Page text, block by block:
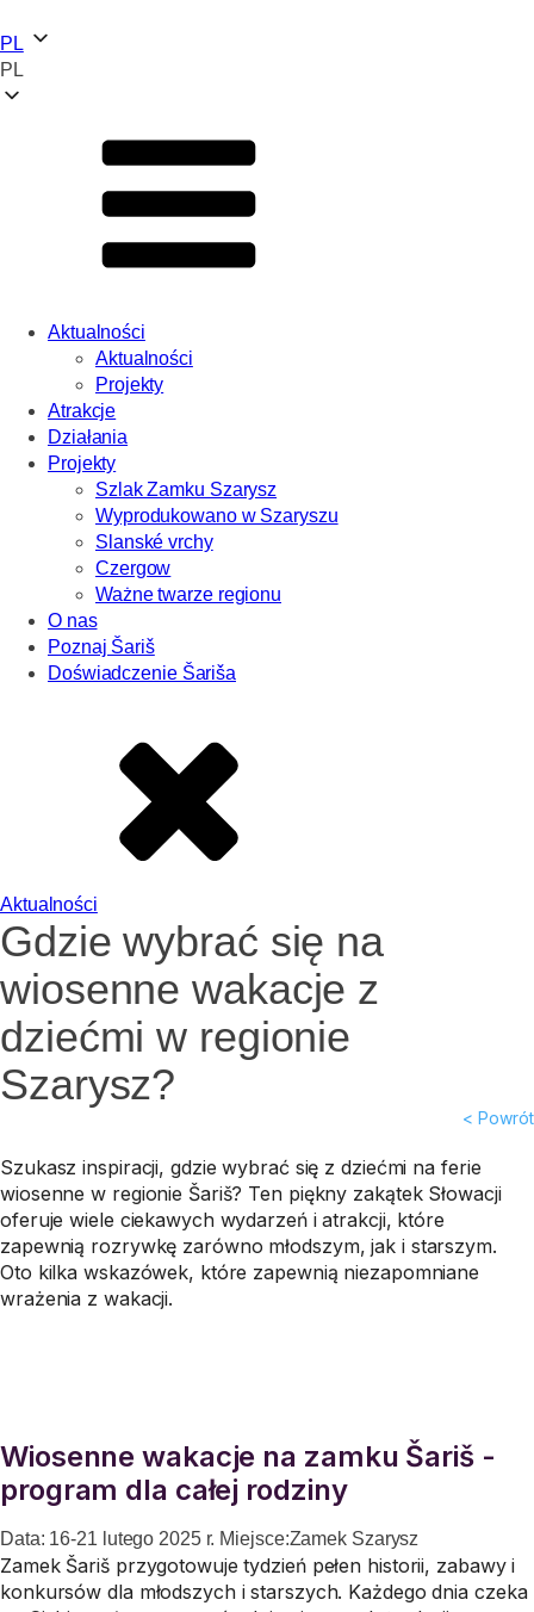
PL
PL
Aktualności
Aktualności
Projekty
Atrakcje
Działania
Projekty
Szlak Zamku Szarysz
Wyprodukowano w Szaryszu
Slanské vrchy
Czergow
Ważne twarze regionu
O nas
Poznaj Šariš
Doświadczenie Šariša
Aktualności
Gdzie wybrać się na
wiosenne wakacje z
dziećmi w regionie
Szarysz?
< Powrót
Szukasz inspiracji, gdzie wybrać się z dziećmi na ferie
wiosenne w regionie Šariš? Ten piękny zakątek Słowacji
oferuje wiele ciekawych wydarzeń i atrakcji, które
zapewnią rozrywkę zarówno młodszym, jak i starszym.
Oto kilka wskazówek, które zapewnią niezapomniane
wrażenia z wakacji.
Wiosenne wakacje na zamku Šariš -
program dla całej rodziny
Data: 16-21 lutego 2025 r. Miejsce:Zamek Szarysz
Zamek Šariš przygotowuje tydzień pełen historii, zabawy i
konkursów dla młodszych i starszych. Każdego dnia czeka